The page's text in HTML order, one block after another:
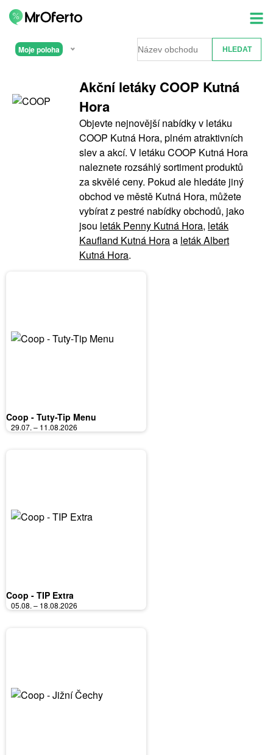
Moje poloha
Akční letáky COOP Kutná
Hora
Objevte nejnovější nabídky v letáku
COOP Kutná Hora, plném atraktivních
slev a akcí. V letáku COOP Kutná Hora
naleznete rozsáhlý sortiment produktů
za skvělé ceny. Pokud ale hledáte jiný
obchod ve městě Kutná Hora, můžete
vybírat z pestré nabídky obchodů, jako
jsou leták Penny Kutná Hora, leták
Kaufland Kutná Horaa leták Albert
Kutná Hora.
Coop - Tuty-Tip Menu
29.07. – 11.08.2026
Coop - TIP Extra
05.08. – 18.08.2026